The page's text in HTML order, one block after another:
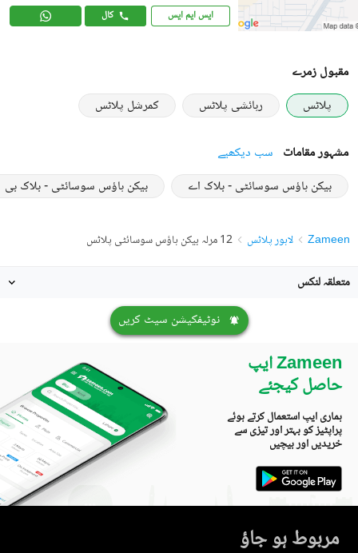
ایس ایم ایس کال
مقبول زمرے
پلاٹس
رہائشی پلاٹس کمرشل پلاٹس
مشہور مقامات سب دیکھیے
بیکن ہاؤس سوسائٹی - بلاک اے
بیکن ہاؤس سوسائٹی - بلاک بی
Zameen لاہور پلاٹس 12 مرلہ بیکن ہاؤس سوسائٹی پلاٹس
متعلقہ لنکس
نوٹیفکیشن سیٹ کریں
Zameen ایپ
حاصل کیجئے
ہماری ایپ استعمال کرتے ہوئے
پراپٹیز کو بہتر اور تیزی سے
خریدیں اور بیچیں
مربوط ہو جاؤ